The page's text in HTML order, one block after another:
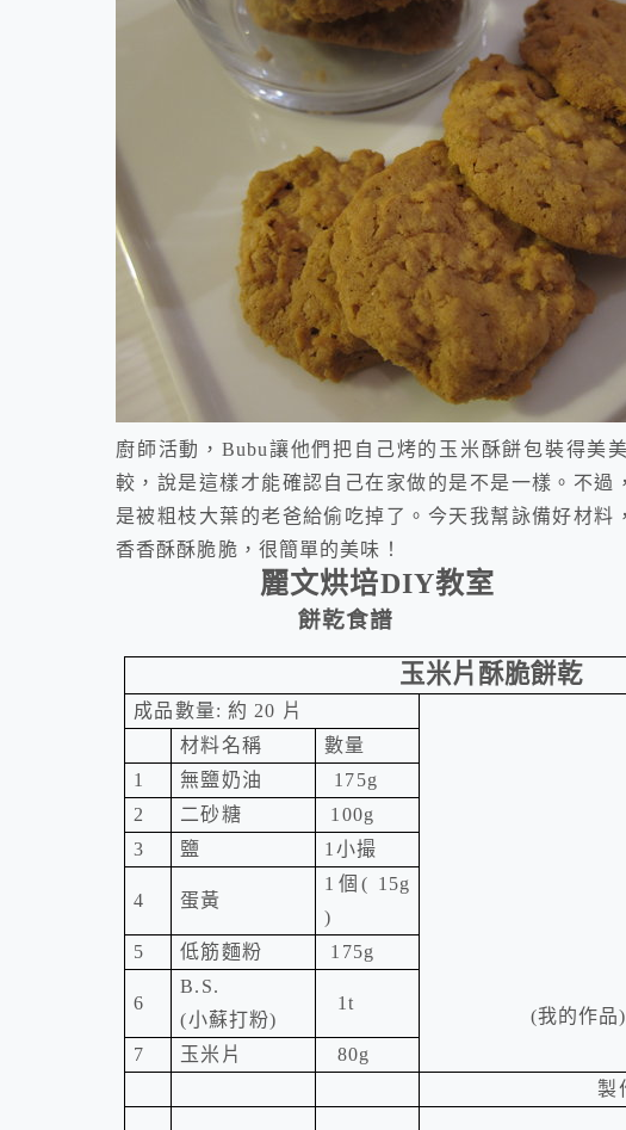
廚師活動，Bubu讓他們把自己烤的玉米酥餅包裝得美
較，說是這樣才能確認自己在家做的是不是一樣。不
是被粗枝大葉的老爸給偷吃掉了。今天我幫詠備好材料
香香酥酥脆脆，很簡單的美味！
麗文烘培DIY教室
餅乾食譜
玉米片酥脆餅乾
成品數量:約 20 片
(我的作品)
材料名稱
數量
1
無鹽奶油
175g
2
二砂糖
100g
3
鹽 1 小撮
4 蛋黃
1 個( 15g
)
5
低筋麵粉 175g
6
B.S.
(小蘇打粉)
1t
7 玉米片
80g
製